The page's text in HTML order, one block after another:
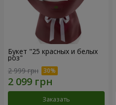
Букет "25 красных и белых
роз"
2 999 грн
Заказать